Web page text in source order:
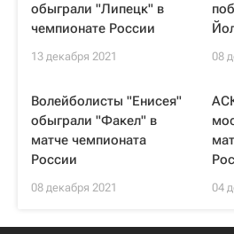
обыграли "Липецк" в
чемпионате России
13 декабря 2021 08
Волейболисты "Енисея"
обыграли "Факел" в
матче чемпионата
России
08 декабря 2021 04